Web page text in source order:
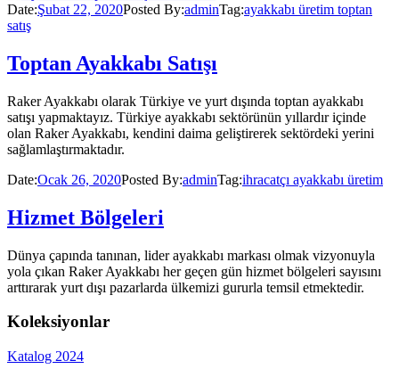
Date:Şubat 22, 2020Posted By:adminTag:ayakkabı üretim toptan
satış
Toptan Ayakkabı Satışı
Raker Ayakkabı olarak Türkiye ve yurt dışında toptan ayakkabı
satışı yapmaktayız. Türkiye ayakkabı sektörünün yıllardır içinde
olan Raker Ayakkabı, kendini daima geliştirerek sektördeki yerini
sağlamlaştırmaktadır.
Date:Ocak 26, 2020Posted By:adminTag:ihracatçı ayakkabı üretim
Hizmet Bölgeleri
Dünya çapında tanınan, lider ayakkabı markası olmak vizyonuyla
yola çıkan Raker Ayakkabı her geçen gün hizmet bölgeleri sayısını
arttırarak yurt dışı pazarlarda ülkemizi gururla temsil etmektedir.
Koleksiyonlar
Katalog 2024